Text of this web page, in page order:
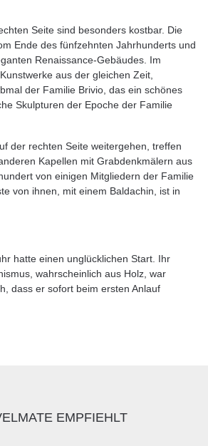
Seite sind besonders kostbar. Die
Ende des fünfzehnten Jahrhunderts und
Renaissance-Gebäudes. Im
aus der gleichen Zeit,
der Familie Brivio, das ein schönes
Skulpturen der Epoche der Familie
der rechten Seite weitergehen, treffen
Kapellen mit Grabdenkmälern aus
von einigen Mitgliedern der Familie
von ihnen, mit einem Baldachin, ist in
hatte einen unglücklichen Start. Ihr
wahrscheinlich aus Holz, war
dass er sofort beim ersten Anlauf
EMPFIEHLT